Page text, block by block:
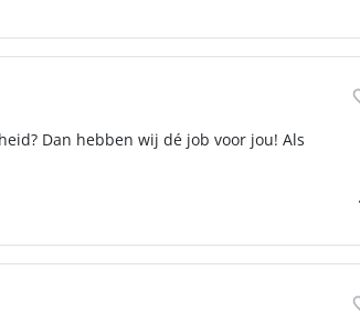
Dan hebben wij dé job voor jou! Als